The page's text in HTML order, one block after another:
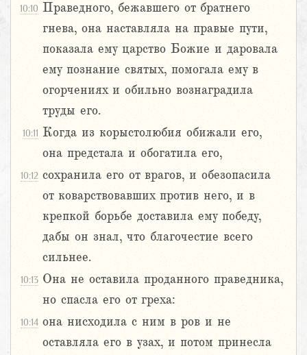
10:10 Праведного, бежавшего от братнего
гнева, она наставляла на правые пути,
показала ему царство Божие и даровала
ему познание святых, помогала ему в
огорчениях и обильно вознаградила
труды его.
10:11 Когда из корыстолюбия обижали его,
она предстала и обогатила его,
10:12 сохранила его от врагов, и обезопасила
от коварствовавших против него, и в
крепкой борьбе доставила ему победу,
дабы он знал, что благочестие всего
сильнее.
10:13 Она не оставила проданного праведника,
но спасла его от греха:
10:14 она нисходила с ним в ров и не
оставляла его в узах, и потом принесла